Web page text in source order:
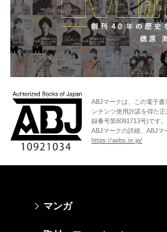
ABJマークは、この電子書
ンテンツ使用許諾を得た
録番号第6091713号)です。
ABJマークの詳細、ABJマ
https://aebs.or.jp/
マンガ